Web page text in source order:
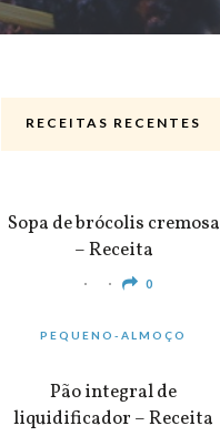
RECEITAS RECENTES
Sopa de brócolis cremosa
– Receita
0
PEQUENO-ALMOÇO
Pão integral de
liquidificador – Receita